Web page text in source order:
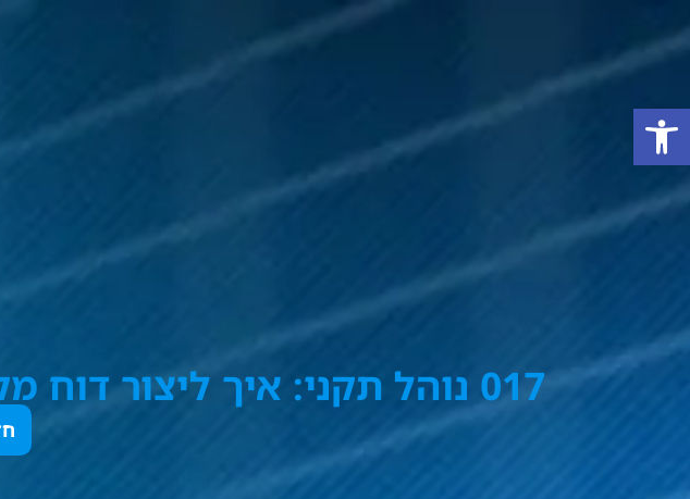
פתח סרגל נגישות
017 נוהל תקני: איך ליצור דוח מקורות תנועה ב- Google Analytics 4?